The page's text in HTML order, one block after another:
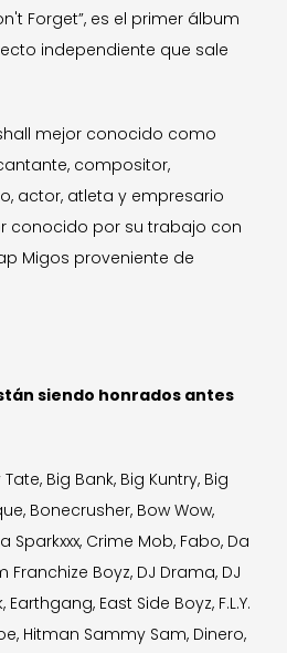
Forget”, es el primer álbum
independiente que sale
mejor conocido como
compositor,
actor, atleta y empresario
conocido por su trabajo con
Migos proveniente de
siendo honrados antes
Big Bank, Big Kuntry, Big
Bonecrusher, Bow Wow,
Sparkxxx, Crime Mob, Fabo, Da
Franchize Boyz, DJ Drama, DJ
Earthgang, East Side Boyz, F.L.Y.
Hitman Sammy Sam, Dinero,